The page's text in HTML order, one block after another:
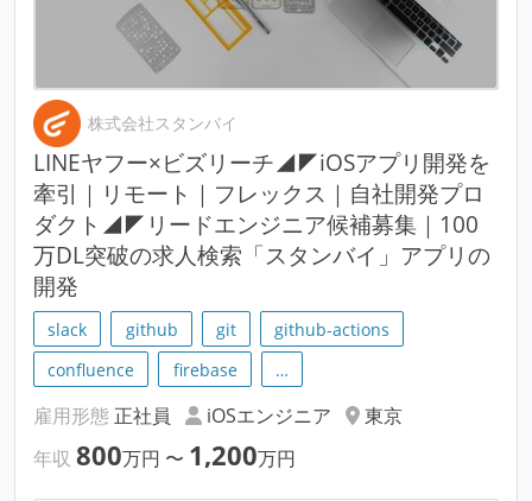
株式会社スタンバイ
LINEヤフー×ビズリーチ◢◤iOSアプリ開発を
牽引｜リモート｜フレックス｜自社開発プロ
ダクト◢◤リードエンジニア候補募集｜100
万DL突破の求人検索「スタンバイ」アプリの
開発
slack github git
github-actions
confluence
firebase …
雇用形態 正社員 iOSエンジニア
東京
年収 800万円 〜 1,200万円